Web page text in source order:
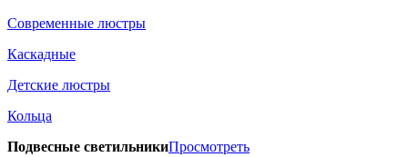
Современные люстры
Каскадные
Детские люстры
Кольца
Подвесные светильникиПросмотреть